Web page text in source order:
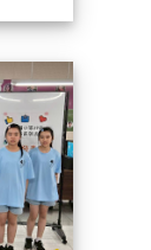
114自治